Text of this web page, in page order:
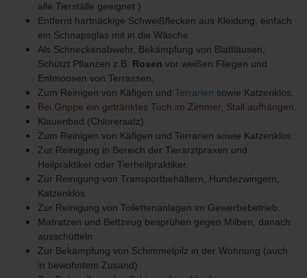
alle Tierställe geeignet )
Entfernt hartnäckige Schweißflecken aus Kleidung, einfach
ein Schnapsglas mit in die Wäsche.
Als Schneckenabwehr, Bekämpfung von Blattläusen,
Schützt Pflanzen z.B. Rosen vor weißen Fliegen und
Entmoosen von Terrassen,
Zum Reinigen von Käfigen und Terrarien sowie Katzenklos.
Bei Grippe ein getränktes Tuch im Zimmer, Stall aufhängen.
Klauenbad (Chlorersatz)
Zum Reinigen von Käfigen und Terrarien sowie Katzenklos.
Zur Reinigung in Bereich der Tierarztpraxen und
Heilpraktiker oder Tierheilpraktiker.
Zur Reinigung von Transportbehältern, Hundezwingern,
Katzenklos.
Zur Reinigung von Toilettenanlagen im Gewerbebetrieb.
Matratzen und Bettzeug besprühen gegen Milben, danach
ausschütteln
Zur Bekämpfung von Schimmelpilz in der Wohnung (auch
in bewohntem Zusand)